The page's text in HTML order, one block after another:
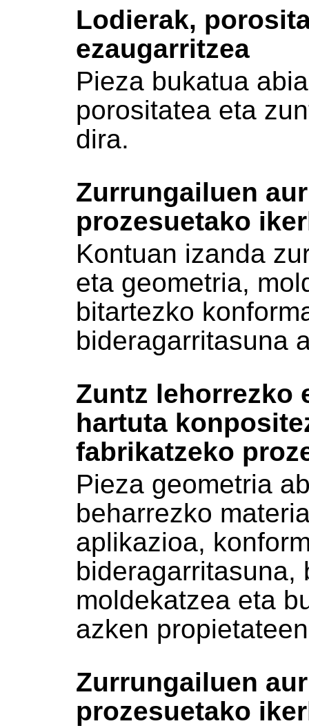
Lodierak,
ezaugarritzea
Pieza bukatua
porositatea eta
dira.
Zurrungailuen
prozesuetako
Kontuan izanda
eta geometria,
bitartezko
bideragarritasuna
Zuntz lehorrezko
hartuta
fabrikatzeko
Pieza geometria
beharrezko
aplikazioa,
bideragarritasuna,
moldekatzea eta
azken
Zurrungailuen
prozesuetako